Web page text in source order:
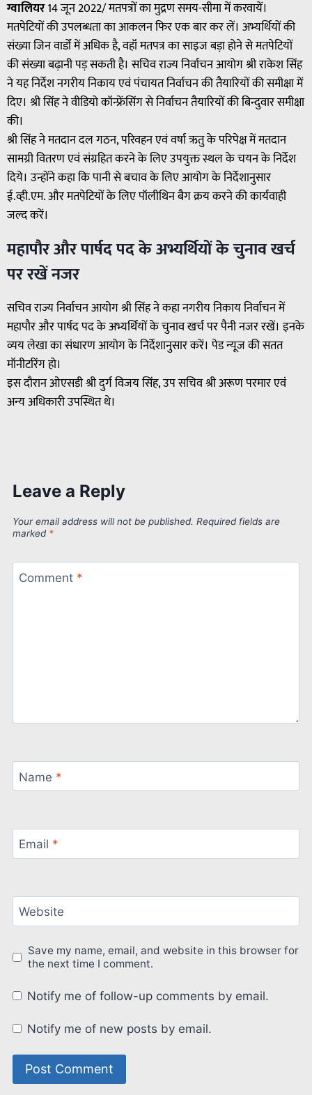
ग्वालियर14 जून 2022/ मतपत्रों का मुद्रण समय-सीमा में करवायें।
मतपेटियों की उपलब्धता का आकलन फिर एक बार कर लें। अभ्यर्थियों की
संख्या जिन वार्डों में अधिक है, वहॉं मतपत्र का साइज बड़ा होने से मतपेटियों
की संख्या बढ़ानी पड़ सकती है। सचिव राज्य निर्वाचन आयोग श्री राकेश सिंह
ने यह निर्देश नगरीय निकाय एवं पंचायत निर्वाचन की तैयारियों की समीक्षा में
दिए। श्री सिंह ने वीडियो कॉन्फ्रेंसिंग से निर्वाचन तैयारियों की बिन्दुवार समीक्षा
की।
श्री सिंह ने मतदान दल गठन, परिवहन एवं वर्षा ऋतु के परिपेक्ष में मतदान
सामग्री वितरण एवं संग्रहित करने के लिए उपयुक्त स्थल के चयन के निर्देश
दिये। उन्होंने कहा कि पानी से बचाव के लिए आयोग के निर्देशानुसार
ई.व्ही.एम. और मतपेटियों के लिए पॉलीथिन बैग क्रय करने की कार्यवाही
जल्द करें।
महापौर और पार्षद पद के अभ्यर्थियों के चुनाव खर्च
पर रखें नजर
सचिव राज्य निर्वाचन आयोग श्री सिंह ने कहा नगरीय निकाय निर्वाचन में
महापौर और पार्षद पद के अभ्यर्थियों के चुनाव खर्च पर पैनी नजर रखें। इनके
व्यय लेखा का संधारण आयोग के निर्देशानुसार करें। पेड न्यूज की सतत
मॉनीटरिंग हो।
इस दौरान ओएसडी श्री दुर्ग विजय सिंह, उप सचिव श्री अरूण परमार एवं
अन्य अधिकारी उपस्थित थे।
Leave a Reply
Your email address will not be published. Required fields are
marked *
Comment *
Name *
Email *
Website
Save my name, email, and website in this browser for
the next time I comment.
Notify me of follow-up comments by email.
Notify me of new posts by email.